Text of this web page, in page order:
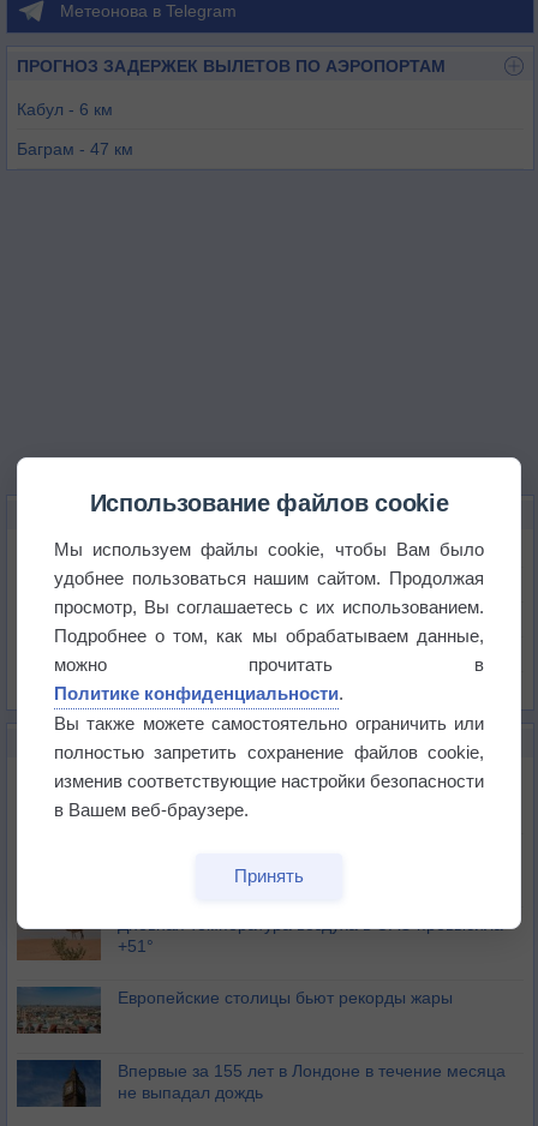
Метеонова в Telegram
ПРОГНОЗ ЗАДЕРЖЕК ВЫЛЕТОВ ПО АЭРОПОРТАМ
Кабул - 6 км
Баграм - 47 км
КАРТЫ ПОГОДЫ В КАБУЛЕ
Температура
Давление
Осадки
Список всех карт
Июль в России стал самым тёплым за всю
историю
Дневная температура воздуха в ОАЭ превысила
+51°
Европейские столицы бьют рекорды жары
Впервые за 155 лет в Лондоне в течение месяца
не выпадал дождь
Использование файлов cookie
Мы используем файлы cookie, чтобы Вам было
удобнее пользоваться нашим сайтом. Продолжая
просмотр, Вы соглашаетесь с их использованием.
Подробнее о том, как мы обрабатываем данные,
можно прочитать в
Политике конфиденциальности.
Вы также можете самостоятельно ограничить или
полностью запретить сохранение файлов cookie,
изменив соответствующие настройки безопасности
в Вашем веб-браузере.
Принять